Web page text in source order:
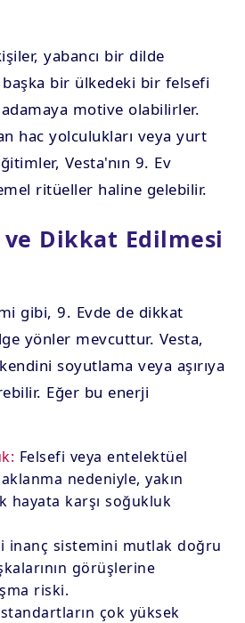
yabancı bir dilde
bir ülkedeki bir felsefi
motive olabilirler.
hac yolculukları veya yurt
Vesta'nın 9. Ev
ritüeller haline gelebilir.
Dikkat Edilmesi
gibi, 9. Evde de dikkat
yönler mevcuttur. Vesta,
soyutlama veya aşırıya
Eğer bu enerji
Felsefi veya entelektüel
nedeniyle, yakın
hayata karşı soğukluk
inanç sistemini mutlak doğru
görüşlerine
riski.
çok yüksek